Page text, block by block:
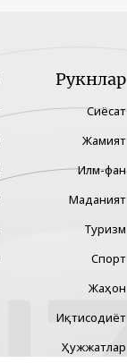
Рукнлар
Сиёсат
Жамият
Илм-фан
Маданият
Туризм
Спорт
Жаҳон
Иқтисодиёт
Ҳужжатлар